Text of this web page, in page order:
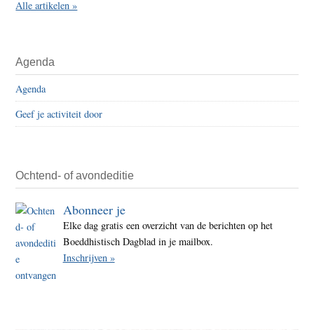
Alle artikelen »
Agenda
Agenda
Geef je activiteit door
Ochtend- of avondeditie
Abonneer je
Elke dag gratis een overzicht van de berichten op het
Boeddhistisch Dagblad in je mailbox.
Inschrijven »